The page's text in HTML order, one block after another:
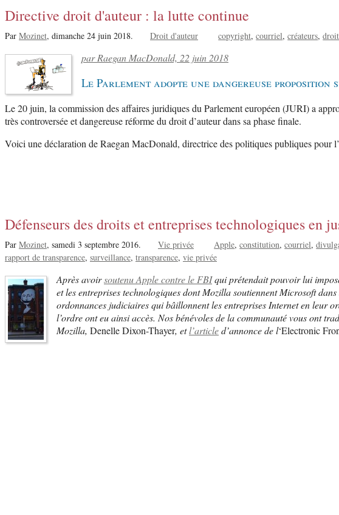
Directive droit d'auteur : la lutte continue
Par Mozinet, dimanche 24 juin 2018. Droit d'auteur copyright courriel créateurs
par Raegan MacDonald, 22 juin 2018
Le Parlement adopte une dangereuse
Le 20 juin, la commission des affaires juridiques du Parlement européen (JURI) a
très controversée et dangereuse réforme du droit d’auteur dans sa phase finale.
Voici une déclaration de Raegan MacDonald, directrice des politiques publiques pour l’
Défenseurs des droits et entreprises technologiques en
Par Mozinet, samedi 3 septembre 2016. Vie privée Apple constitution courriel
rapport de transparence surveillance transparence vie privée
Après avoirsoutenu Apple contre le FBIqui prétendait pouvoir lui
et les entreprises technologiques dont Mozilla soutiennent Microsoft
ordonnances judiciaires qui bâillonnent les entreprises Internet en leur
l’ordre ont eu ainsi accès. Nos bénévoles de la communauté vous ont
Mozilla, Denelle Dixon-Thayer, etl’articled’annonce de l‘Electronic